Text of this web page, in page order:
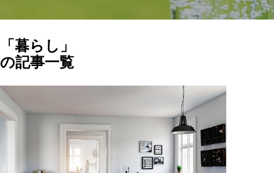
「暮らし」
の記事一覧